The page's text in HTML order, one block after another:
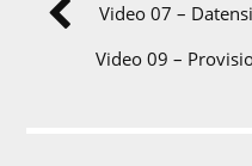
Video 07 –
Video 09 –